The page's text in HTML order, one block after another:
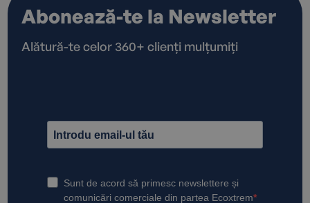
Abonează-te la Newsletter
Alătură-te celor 360+ clienți mulțumiți